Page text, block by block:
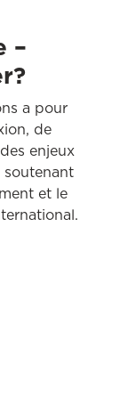
–
a pour
de
enjeux
et le